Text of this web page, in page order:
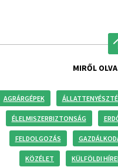
MIRŐL
AGRÁRGÉPEK
ÉLELMISZERBIZTONSÁG
FELDOLGOZÁS
KÖZÉLET KÜLFÖLDI